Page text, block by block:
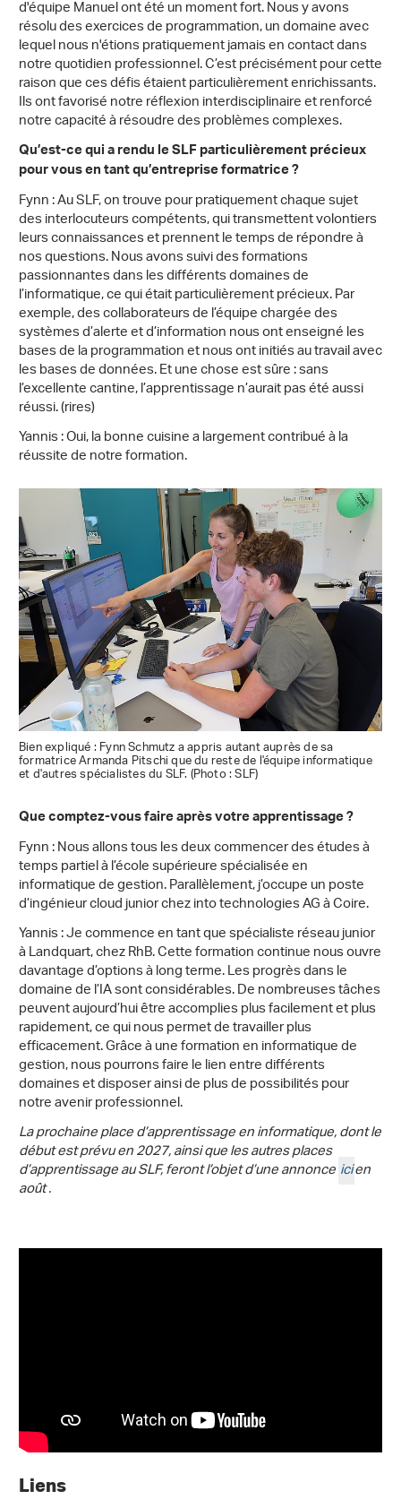
d'équipe Manuel ont été un moment fort. Nous y avons
résolu des exercices de programmation, un domaine avec
lequel nous n'étions pratiquement jamais en contact dans
notre quotidien professionnel. C’est précisément pour cette
raison que ces défis étaient particulièrement enrichissants.
Ils ont favorisé notre réflexion interdisciplinaire et renforcé
notre capacité à résoudre des problèmes complexes.
Qu’est-ce qui a rendu le SLF particulièrement précieux
pour vous en tant qu’entreprise formatrice ?
Fynn : Au SLF, on trouve pour pratiquement chaque sujet
des interlocuteurs compétents, qui transmettent volontiers
leurs connaissances et prennent le temps de répondre à
nos questions. Nous avons suivi des formations
passionnantes dans les différents domaines de
l’informatique, ce qui était particulièrement précieux. Par
exemple, des collaborateurs de l’équipe chargée des
systèmes d’alerte et d’information nous ont enseigné les
bases de la programmation et nous ont initiés au travail avec
les bases de données. Et une chose est sûre : sans
l’excellente cantine, l’apprentissage n’aurait pas été aussi
réussi. (rires)
Yannis : Oui, la bonne cuisine a largement contribué à la
réussite de notre formation.
Bien expliqué : Fynn Schmutz a appris autant auprès de sa
formatrice Armanda Pitschi que du reste de l'équipe informatique
et d'autres spécialistes du SLF. (Photo : SLF)
Que comptez-vous faire après votre apprentissage ?
Fynn : Nous allons tous les deux commencer des études à
temps partiel à l’école supérieure spécialisée en
informatique de gestion. Parallèlement, j’occupe un poste
d’ingénieur cloud junior chez into technologies AG à Coire.
Yannis : Je commence en tant que spécialiste réseau junior
à Landquart, chez RhB. Cette formation continue nous ouvre
davantage d’options à long terme. Les progrès dans le
domaine de l’IA sont considérables. De nombreuses tâches
peuvent aujourd’hui être accomplies plus facilement et plus
rapidement, ce qui nous permet de travailler plus
efficacement. Grâce à une formation en informatique de
gestion, nous pourrons faire le lien entre différents
domaines et disposer ainsi de plus de possibilités pour
notre avenir professionnel.
La prochaine place d’apprentissage en informatique, dont le
début est prévu en 2027, ainsi que les autres places
d’apprentissage au SLF, feront l’objet d’une annonceicien
août .
Liens